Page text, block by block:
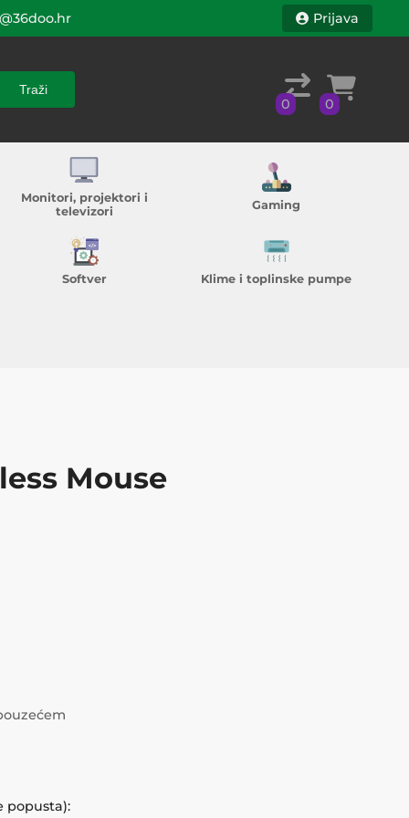
Traži
Prijava
Traži
0 0
Monitori, projektori i
televizori
Gaming
Softver Klime i toplinske pumpe
Mouse
popusta):